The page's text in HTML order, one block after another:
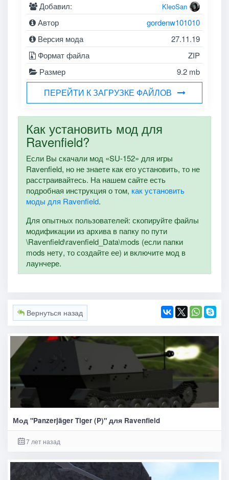
Добавил: KleoSan
Автор
gordenw101010
Версия мода
27.11.19
Формат файла
ZIP
Размер
9.2 mb
ПЕРЕЙТИ К ЗАГРУЗКЕ ФАЙЛОВ
Как установить мод для
Ravenfield?
Если Вы скачали мод «SU-152» для игры
Ravenfield, но не знаете как его установить, то не
расстраивайтесь. На нашем сайте есть
подробная инструкция о том, как установить
моды для Ravenfield.
Для опытных пользователей: скопируйте файлы
модификации из архива в папку по пути
\Ravenfield\ravenfield_Data\mods (если папки
mods нету, то создайте ее) и включите мод в
лаунчере.
Вернуться назад
Мод "Panzerjäger Tiger (P)" для Ravenfield
7 лет назад